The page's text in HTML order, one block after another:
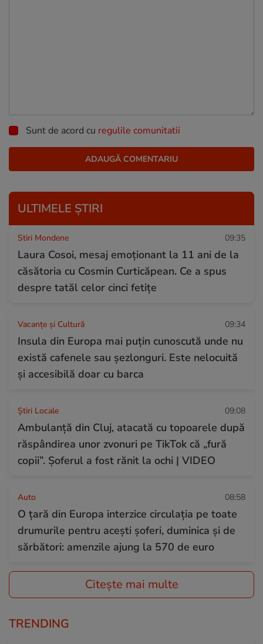
Sunt de acord cu regulile comunitatii
ULTIMELE ȘTIRI
Stiri Mondene 09:35
Laura Cosoi, mesaj emoționant la 11 ani de la
căsătoria cu Cosmin Curticăpean. Ce a spus
despre tatăl celor cinci fetițe
Vacanțe și Cultură 09:34
Insula din Europa mai puțin cunoscută unde nu
există cafenele sau șezlonguri. Este nelocuită
și accesibilă doar cu barca
Știri Locale 09:08
Ambulanță din Cluj, atacată cu topoarele după
răspândirea unor zvonuri pe TikTok că „fură
copii”. Șoferul a fost rănit la ochi | VIDEO
Auto 08:58
O țară din Europa interzice circulația pe toate
drumurile pentru acești șoferi, duminica și de
sărbători: amenzile ajung la 570 de euro
Citește mai multe
TRENDING